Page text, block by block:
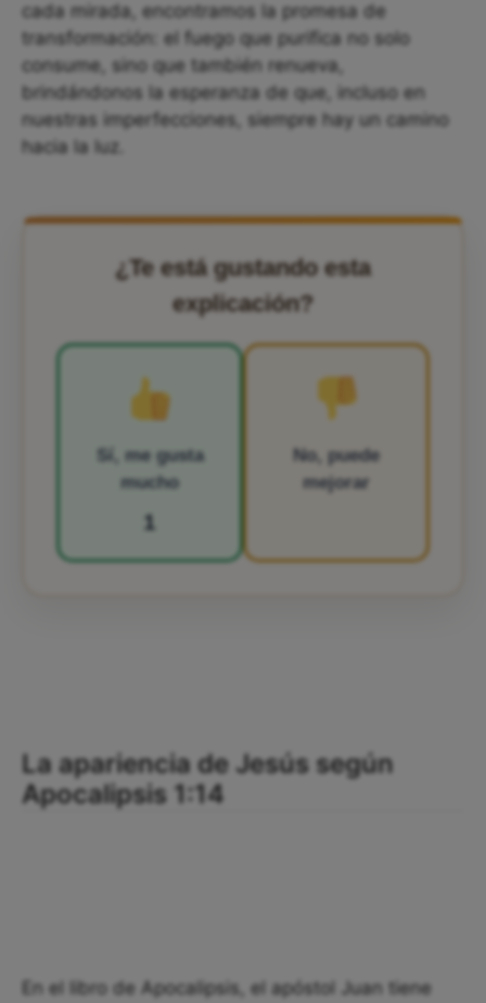
cada mirada, encontramos la promesa de
transformación: el fuego que purifica no solo
consume, sino que también renueva,
brindándonos la esperanza de que, incluso en
nuestras imperfecciones, siempre hay un camino
hacia la luz.
¿Te está gustando esta
explicación?
Sí, me gusta
mucho
1
No, puede
mejorar
La apariencia de Jesús según
Apocalipsis 1:14
En el libro de Apocalipsis, el apóstol Juan tiene